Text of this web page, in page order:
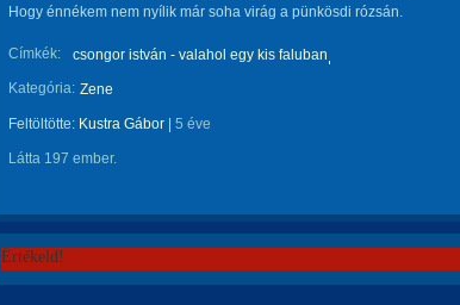
Hogy énnékem nem nyílik már soha virág a pünkösdi rózsán.
Címkék:
csongor istván - valahol egy kis faluban
Kategória: Zene
Feltöltötte: Kustra Gábor 5 éve
Látta 197 ember.
Értékeld!